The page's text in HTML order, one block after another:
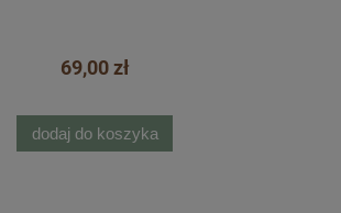
69,00 zł
dodaj do koszyka